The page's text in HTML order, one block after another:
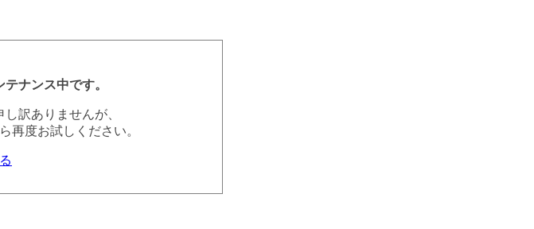
ナンス中です。
訳ありませんが、
再度お試しください。